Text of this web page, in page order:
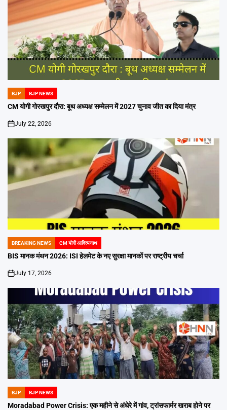
POSTED
IN
BJP BJP NEWS
CM योगी गोरखपुर दौरा: बूथ अध्यक्ष सम्मेलन में 2027 चुनाव जीत का दिया मंत्र
on
July 22, 2026
POSTED
IN
BREAKING NEWS CM योगी आदित्यनाथ
BIS मानक मंथन 2026: ISI हेलमेट के नए सुरक्षा मानकों पर राष्ट्रीय चर्चा
on
July 17, 2026
POSTED
IN
BJP BJP NEWS
Moradabad Power Crisis: एक महीने से अंधेरे में गांव, ट्रांसफार्मर खराब होने पर